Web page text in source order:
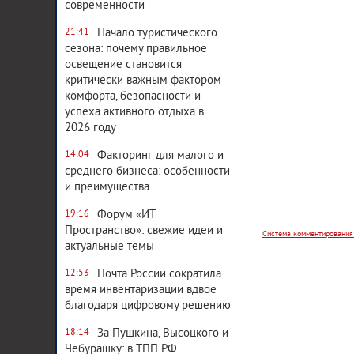
современности
21:41
Начало туристического
сезона: почему правильное
освещение становится
критически важным фактором
комфорта, безопасности и
успеха активного отдыха в
2026 году
14:04
Факторинг для малого и
среднего бизнеса: особенности
и преимущества
19:16
Форум «ИТ
Пространство»: свежие идеи и
актуальные темы
12:53
Почта России сократила
время инвентаризации вдвое
благодаря цифровому решению
18:14
За Пушкина, Высоцкого и
Чебурашку: в ТПП РФ